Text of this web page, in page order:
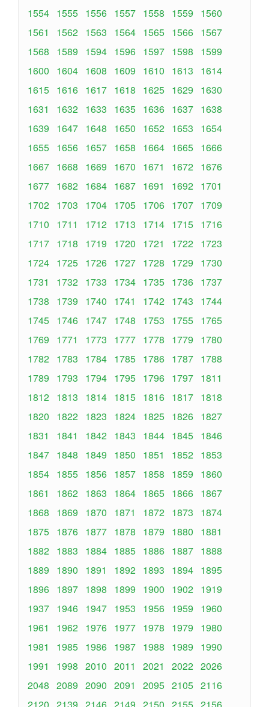
1554 1555 1556 1557 1558 1559
1560
1561
1562 1563 1564 1565 1566 1567
1568
1589 1594 1596 1597 1598
1599
1600
1604 1608 1609 1610 1613
1614
1615 1616 1617 1618 1625 1629
1630
1631
1632 1633 1635 1636 1637 1638
1639
1647 1648 1650 1652 1653
1654
1655 1656 1657 1658 1664 1665 1666
1667 1668 1669 1670 1671 1672 1676
1677 1682 1684 1687 1691 1692 1701
1702 1703 1704 1705 1706 1707 1709
1710
1711 1712 1713 1714 1715 1716
1717 1718 1719 1720 1721 1722 1723
1724 1725 1726 1727 1728 1729
1730
1731
1732 1733 1734 1735 1736 1737
1738
1739 1740 1741 1742 1743
1744
1745 1746 1747 1748 1753 1755 1765
1769
1771 1773 1777 1778 1779
1780
1782 1783 1784 1785 1786 1787 1788
1789
1793 1794 1795 1796 1797 1811
1812 1813 1814 1815 1816 1817 1818
1820
1822 1823 1824 1825 1826 1827
1831
1841 1842 1843 1844 1845 1846
1847 1848 1849 1850 1851 1852 1853
1854 1855 1856 1857 1858 1859
1860
1861
1862 1863 1864 1865 1866 1867
1868
1869 1870 1871 1872 1873
1874
1875 1876 1877 1878 1879 1880
1881
1882 1883 1884 1885 1886 1887 1888
1889
1890 1891 1892 1893 1894 1895
1896 1897 1898 1899 1900 1902 1919
1937 1946 1947 1953 1956 1959
1960
1961
1962 1976 1977 1978 1979
1980
1981
1985 1986 1987 1988 1989
1990
1991
1998 2010 2011 2021 2022 2026
2048 2089 2090 2091 2095 2105 2116